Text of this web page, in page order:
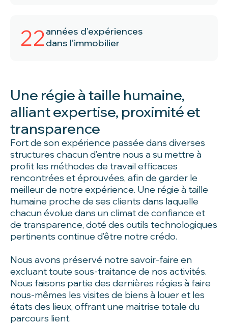
22années d’expériences
dans l’immobilier
Une régie à taille humaine,
alliant expertise, proximité et
transparence
Fort de son expérience passée dans diverses
structures chacun d’entre nous a su mettre à
profit les méthodes de travail efficaces
rencontrées et éprouvées, afin de garder le
meilleur de notre expérience. Une régie à taille
humaine proche de ses clients dans laquelle
chacun évolue dans un climat de confiance et
de transparence, doté des outils technologiques
pertinents continue d’être notre crédo.
Nous avons préservé notre savoir-faire en
excluant toute sous-traitance de nos activités.
Nous faisons partie des dernières régies à faire
nous-mêmes les visites de biens à louer et les
états des lieux, offrant une maitrise totale du
parcours lient.